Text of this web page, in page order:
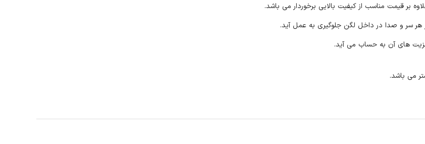
بر قیمت مناسب از کیفیت بالایی برخوردار می باشد.
سر و صدا در داخل لگن جلوگیری به عمل آید.
مزیت های آن به حساب می آید.